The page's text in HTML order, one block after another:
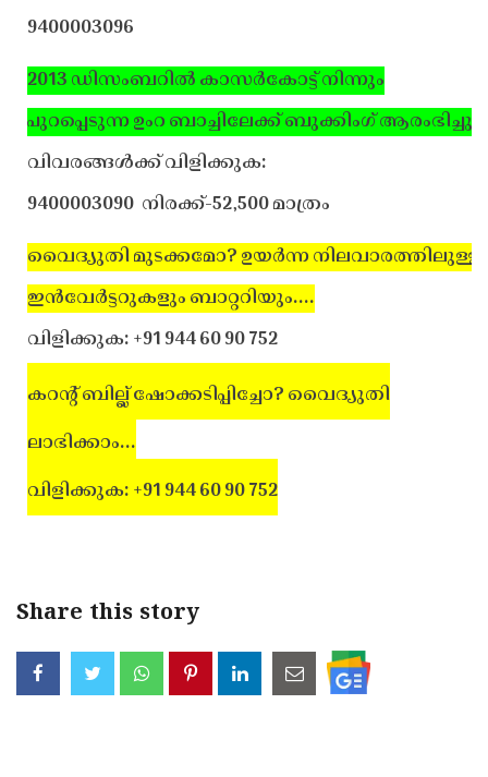
9400003096
2013 ഡിസംബറില്‍ കാസര്‍കോട്ട് നിന്നും
പുറപ്പെടുന്ന ഉംറ ബാച്ചിലേക്ക് ബുക്കിംഗ് ആരംഭിച്ചു.
വിവരങ്ങള്‍ക്ക് വിളിക്കുക:
9400003090 നിരക്ക്-52,500 മാത്രം
വൈദ്യുതി മുടക്കമോ? ഉയര്‍ന്ന നിലവാരത്തിലുള്ള
ഇന്‍വേര്‍ട്ടറുകളും ബാറ്ററിയും....
വിളിക്കുക: +91 944 60 90 752
കറന്റ് ബില്ല് ഷോക്കടിപ്പിച്ചോ? വൈദ്യുതി
ലാഭിക്കാം...
വിളിക്കുക: +91 944 60 90 752
Share this story